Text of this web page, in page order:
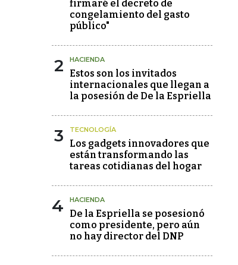
firmaré el decreto de
congelamiento del gasto
público"
2 HACIENDA
Estos son los invitados
internacionales que llegan a
la posesión de De la Espriella
3 TECNOLOGÍA
Los gadgets innovadores que
están transformando las
tareas cotidianas del hogar
4 HACIENDA
De la Espriella se posesionó
como presidente, pero aún
no hay director del DNP